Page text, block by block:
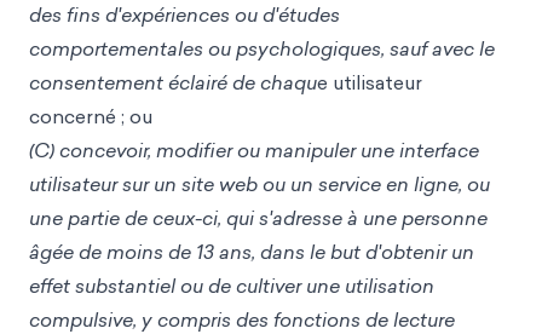
des fins d'expériences ou d'études
comportementales ou psychologiques, sauf avec le
consentement éclairé de chaque utilisateur
concerné ; ou
(C) concevoir, modifier ou manipuler une interface
utilisateur sur un site web ou un service en ligne, ou
une partie de ceux-ci, qui s'adresse à une personne
âgée de moins de 13 ans, dans le but d'obtenir un
effet substantiel ou de cultiver une utilisation
compulsive, y compris des fonctions de lecture